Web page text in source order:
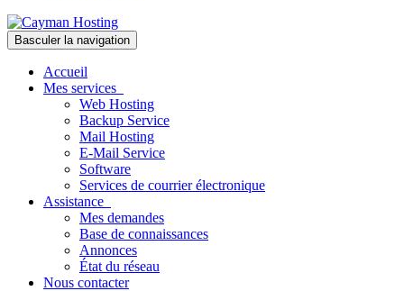
Basculer la navigation
Accueil
Mes services
Web Hosting
Backup Service
Mail Hosting
E-Mail Service
Software
Services de courrier électronique
Assistance
Mes demandes
Base de connaissances
Annonces
État du réseau
Nous contacter